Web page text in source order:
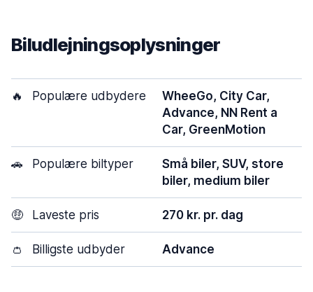
Biludlejningsoplysninger
🔥 Populære udbydere
WheeGo, City Car,
Advance, NN Rent a
Car, GreenMotion
🚗 Populære biltyper
Små biler, SUV, store
biler, medium biler
🤑 Laveste pris 270 kr. pr. dag
👛 Billigste udbyder Advance